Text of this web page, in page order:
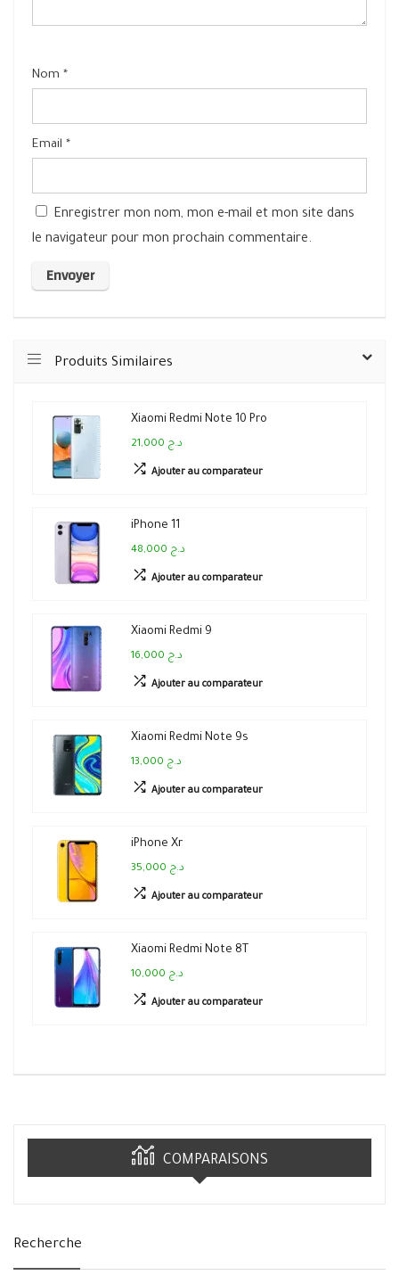
Nom *
Email *
Enregistrer mon nom, mon e-mail et mon site dans
le navigateur pour mon prochain commentaire.
Produits Similaires
Xiaomi Redmi Note 10 Pro
21,000 د.ج
Ajouter au comparateur
iPhone 11
48,000 د.ج
Ajouter au comparateur
Xiaomi Redmi 9
16,000 د.ج
Ajouter au comparateur
Xiaomi Redmi Note 9s
13,000 د.ج
Ajouter au comparateur
iPhone Xr
35,000 د.ج
Ajouter au comparateur
Xiaomi Redmi Note 8T
10,000 د.ج
Ajouter au comparateur
COMPARAISONS
Recherche